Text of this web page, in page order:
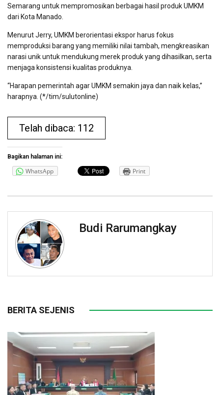
Semarang untuk mempromosikan berbagai hasil produk UMKM
dari Kota Manado.
Menurut Jerry, UMKM berorientasi ekspor harus fokus
memproduksi barang yang memiliki nilai tambah, mengkreasikan
narasi unik untuk mendukung merek produk yang dihasilkan, serta
menjaga konsistensi kualitas produknya.
“Harapan pemerintah agar UMKM semakin jaya dan naik kelas,”
harapnya. (*/tim/sulutonline)
Telah dibaca: 112
Bagikan halaman ini:
WhatsApp Print
Budi Rarumangkay
BERITA SEJENIS